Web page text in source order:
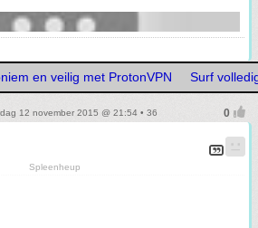
en veilig met ProtonVPN Surf
12 november 2015 @ 21:54 • 36
Spleenheup